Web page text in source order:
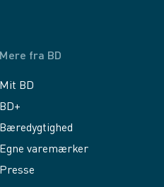
Mere fra BD
Mit BD
BD+
Bæredygtighed
Egne varemærker
Presse